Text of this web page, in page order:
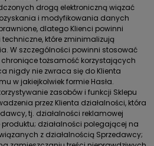
drogą elektroniczną wiązać
i modyfikowania danych
dlatego Klienci powinni
techniczne, które zminimalizują
W szczególności powinni stosować
tożsamość korzystających
nigdy nie zwraca się do Klienta
w jakiejkolwiek formie Hasła.
zasobów i funkcji Sklepu
przez Klienta działalności, która
tj. działalności reklamowej
działalności polegającej na
z działalnością Sprzedawcy;